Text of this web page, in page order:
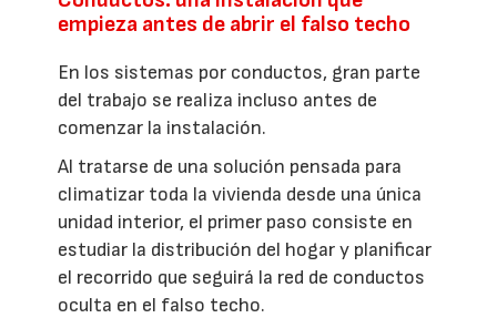
empieza antes de abrir el falso techo
En los sistemas por conductos, gran parte
del trabajo se realiza incluso antes de
comenzar la instalación.
Al tratarse de una solución pensada para
climatizar toda la vivienda desde una única
unidad interior, el primer paso consiste en
estudiar la distribución del hogar y planificar
el recorrido que seguirá la red de conductos
oculta en el falso techo.